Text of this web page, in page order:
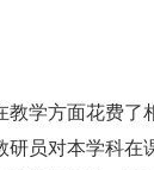
方面花费了
员对本学科在